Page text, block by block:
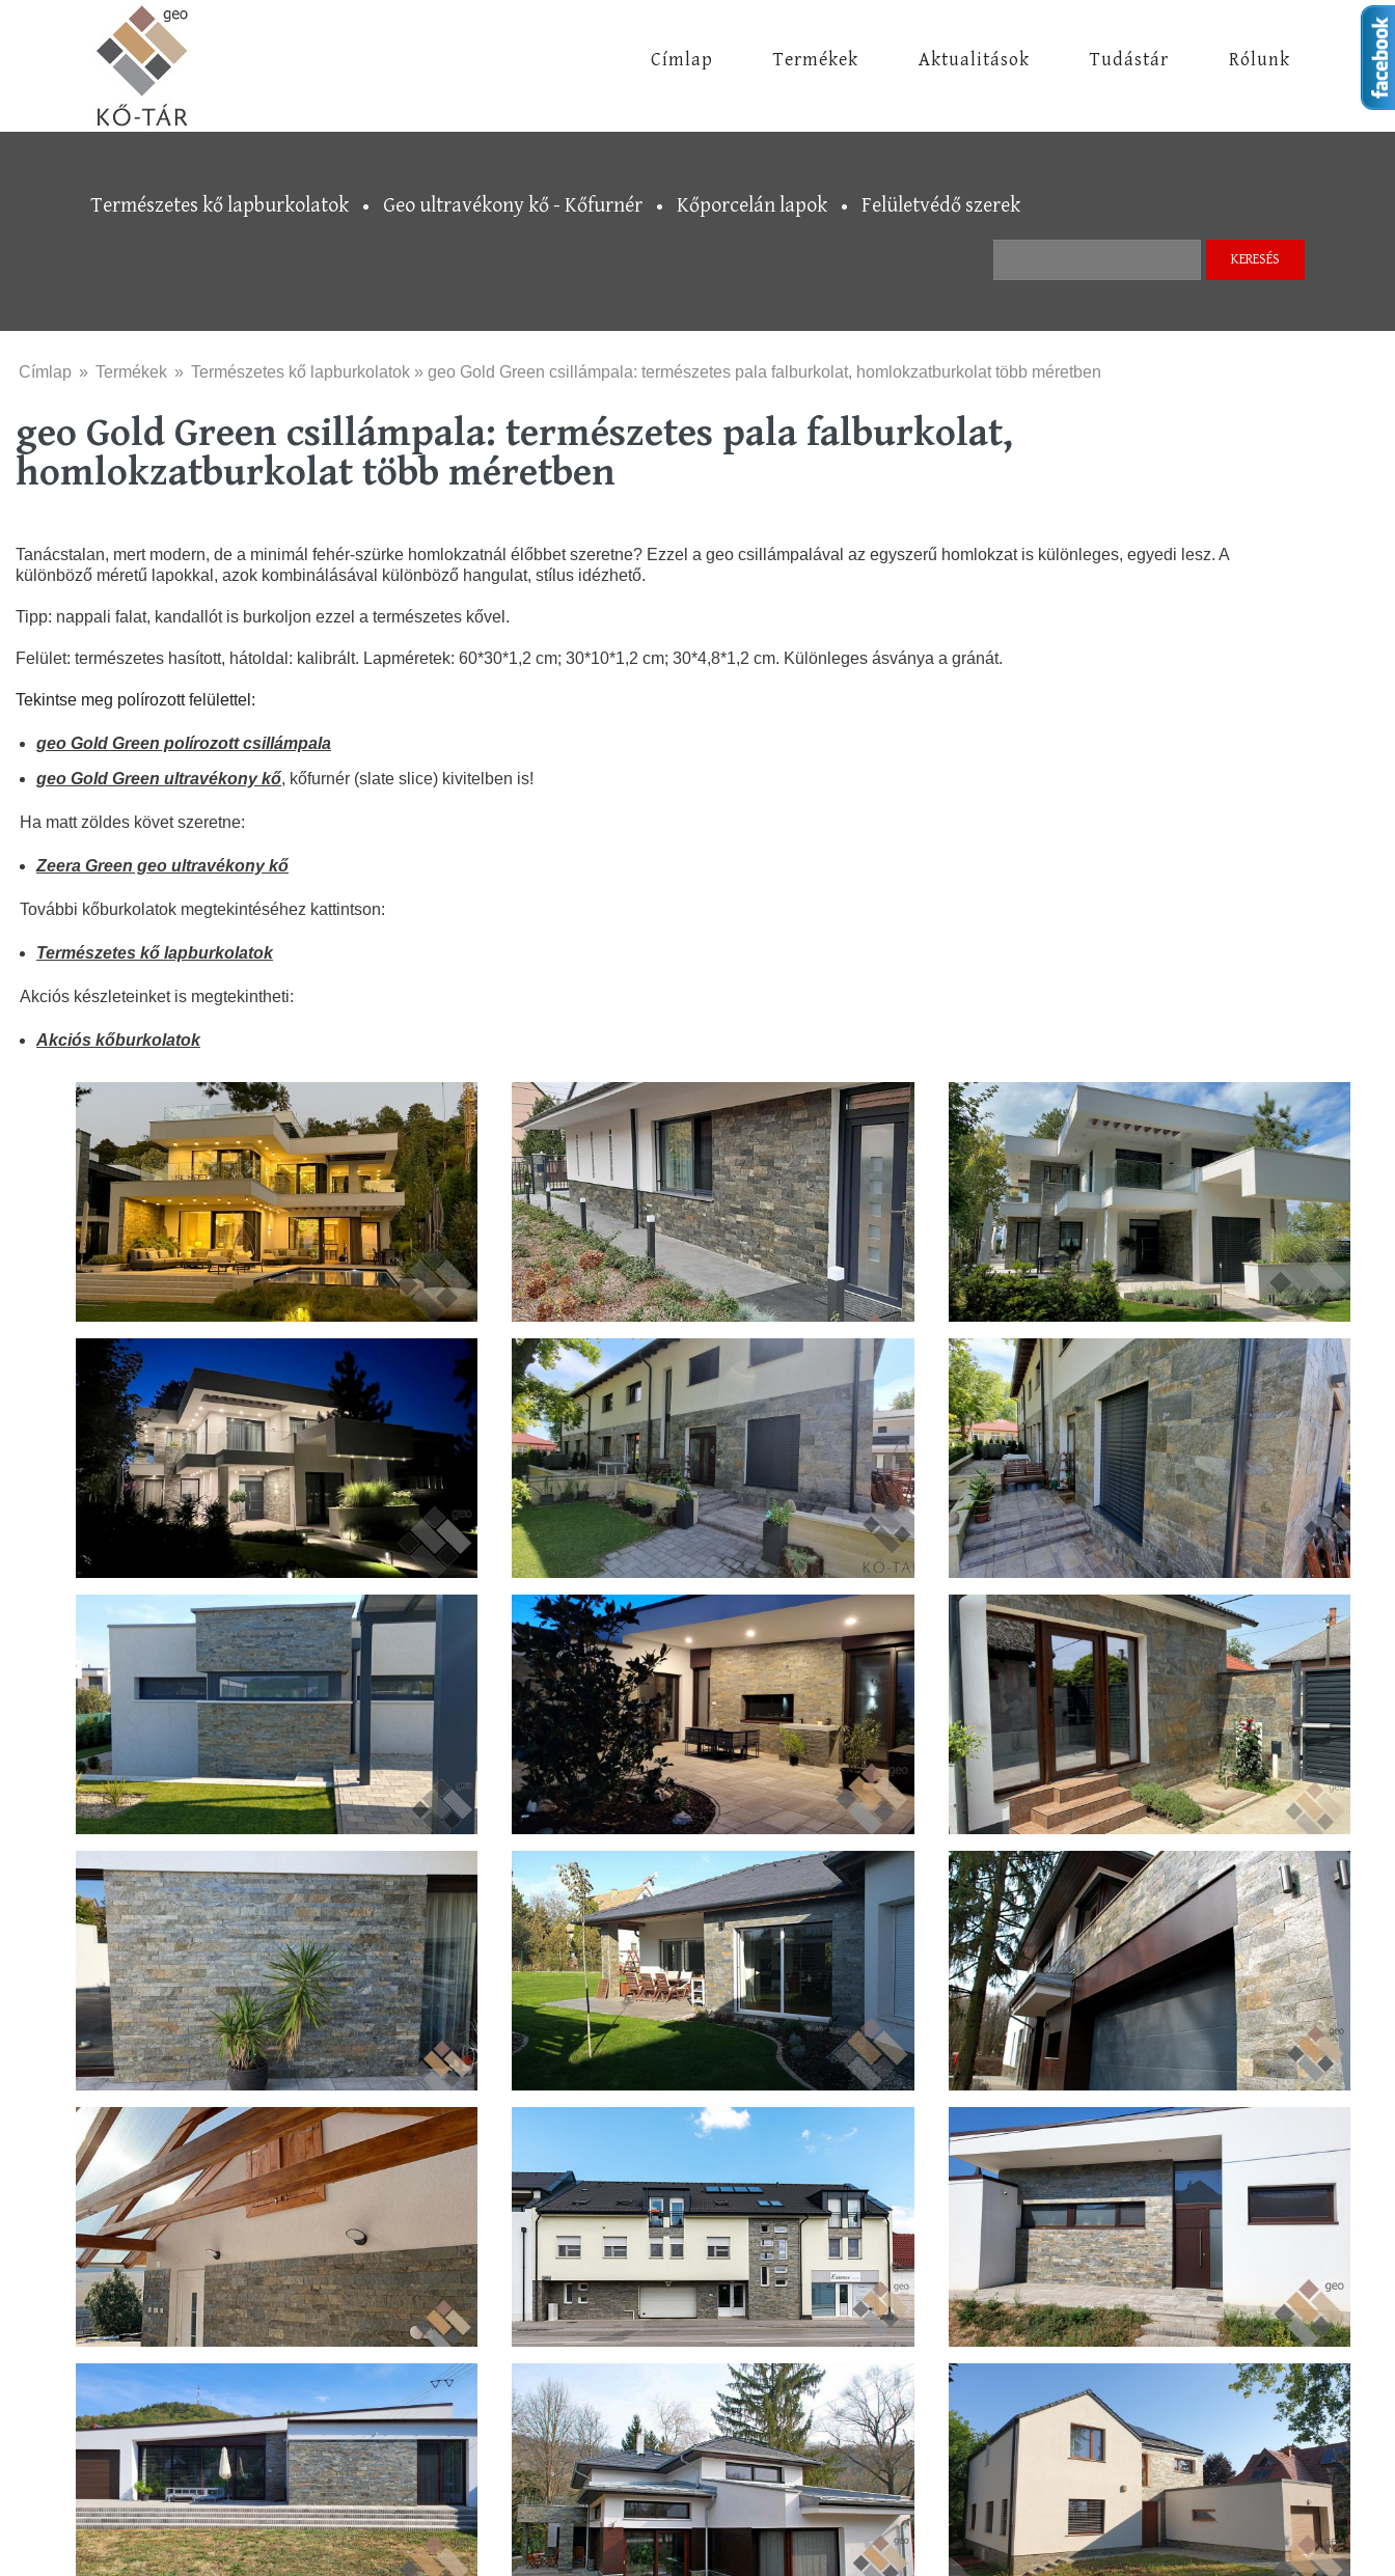
Ugrás a tartalomra
Címlap Termékek Aktualitások Tudástár Rólunk
Természetes kő lapburkolatok Geo ultravékony kő - Kőfurnér Kőporcelán lapok Felületvédő szerek
Jelenlegi hely
Címlap » Termékek » Természetes kő lapburkolatok » geo Gold Green csillámpala: természetes pala falburkolat, homlokzatburkolat több méretben
geo Gold Green csillámpala: természetes pala falburkolat,
homlokzatburkolat több méretben
Tanácstalan, mert modern, de a minimál fehér-szürke homlokzatnál élőbbet szeretne? Ezzel a geo csillámpalával az egyszerű homlokzat is különleges, egyedi lesz. A
különböző méretű lapokkal, azok kombinálásával különböző hangulat, stílus idézhető.
Tipp: nappali falat, kandallót is burkoljon ezzel a természetes kővel.
Felület: természetes hasított, hátoldal: kalibrált. Lapméretek: 60*30*1,2 cm; 30*10*1,2 cm; 30*4,8*1,2 cm. Különleges ásványa a gránát.
Tekintse meg polírozott felülettel:
geo Gold Green polírozott csillámpala
geo Gold Green ultravékony kő, kőfurnér (slate slice) kivitelben is!
Ha matt zöldes követ szeretne:
Zeera Green geo ultravékony kő
További kőburkolatok megtekintéséhez kattintson:
Természetes kő lapburkolatok
Akciós készleteinket is megtekintheti:
Akciós kőburkolatok